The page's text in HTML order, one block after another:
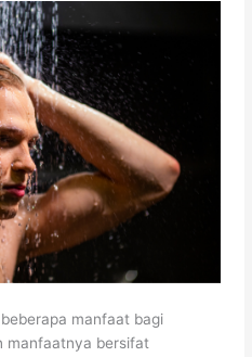
manfaat bagi
manfaatnya bersifat